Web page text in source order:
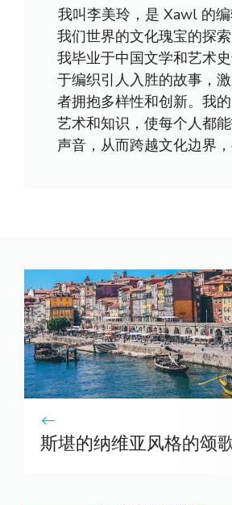
我叫李美玲，是 Xawl 的
我们世界的文化瑰宝的探索
我毕业于中国文学和艺术
于编织引人入胜的故事，
者拥抱多样性和创新。我
艺术和知识，使每个人都
声音，从而跨越文化边界，
斯堪的纳维亚风格的颂